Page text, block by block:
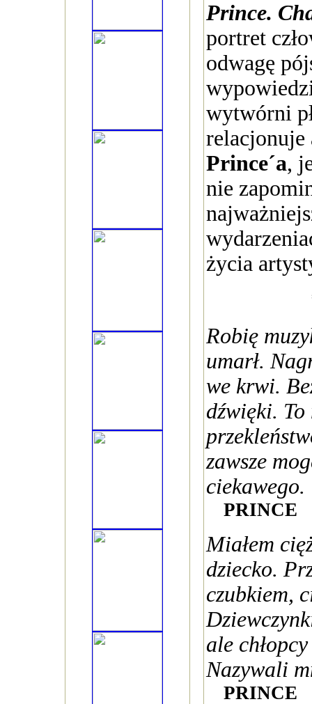
Prince.
portret
odwagę
wytwórni
relacjonuje
Prince´a,
nie
życia
Robię
umarł.
we krwi.
dźwięki. To
zawsze
ciekawego.
PRINCE
Miałem
dziecko.
czubkiem,
ale
Nazywali
PRINCE